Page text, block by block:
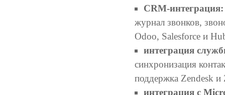
CRM-интеграция:
журнал звонков,
Odoo, Salesforce и
интеграция
синхронизация
поддержка Zendesk и
интеграция с